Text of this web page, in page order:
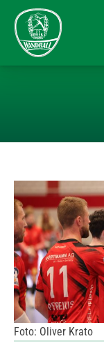
Foto: Oliver Krato